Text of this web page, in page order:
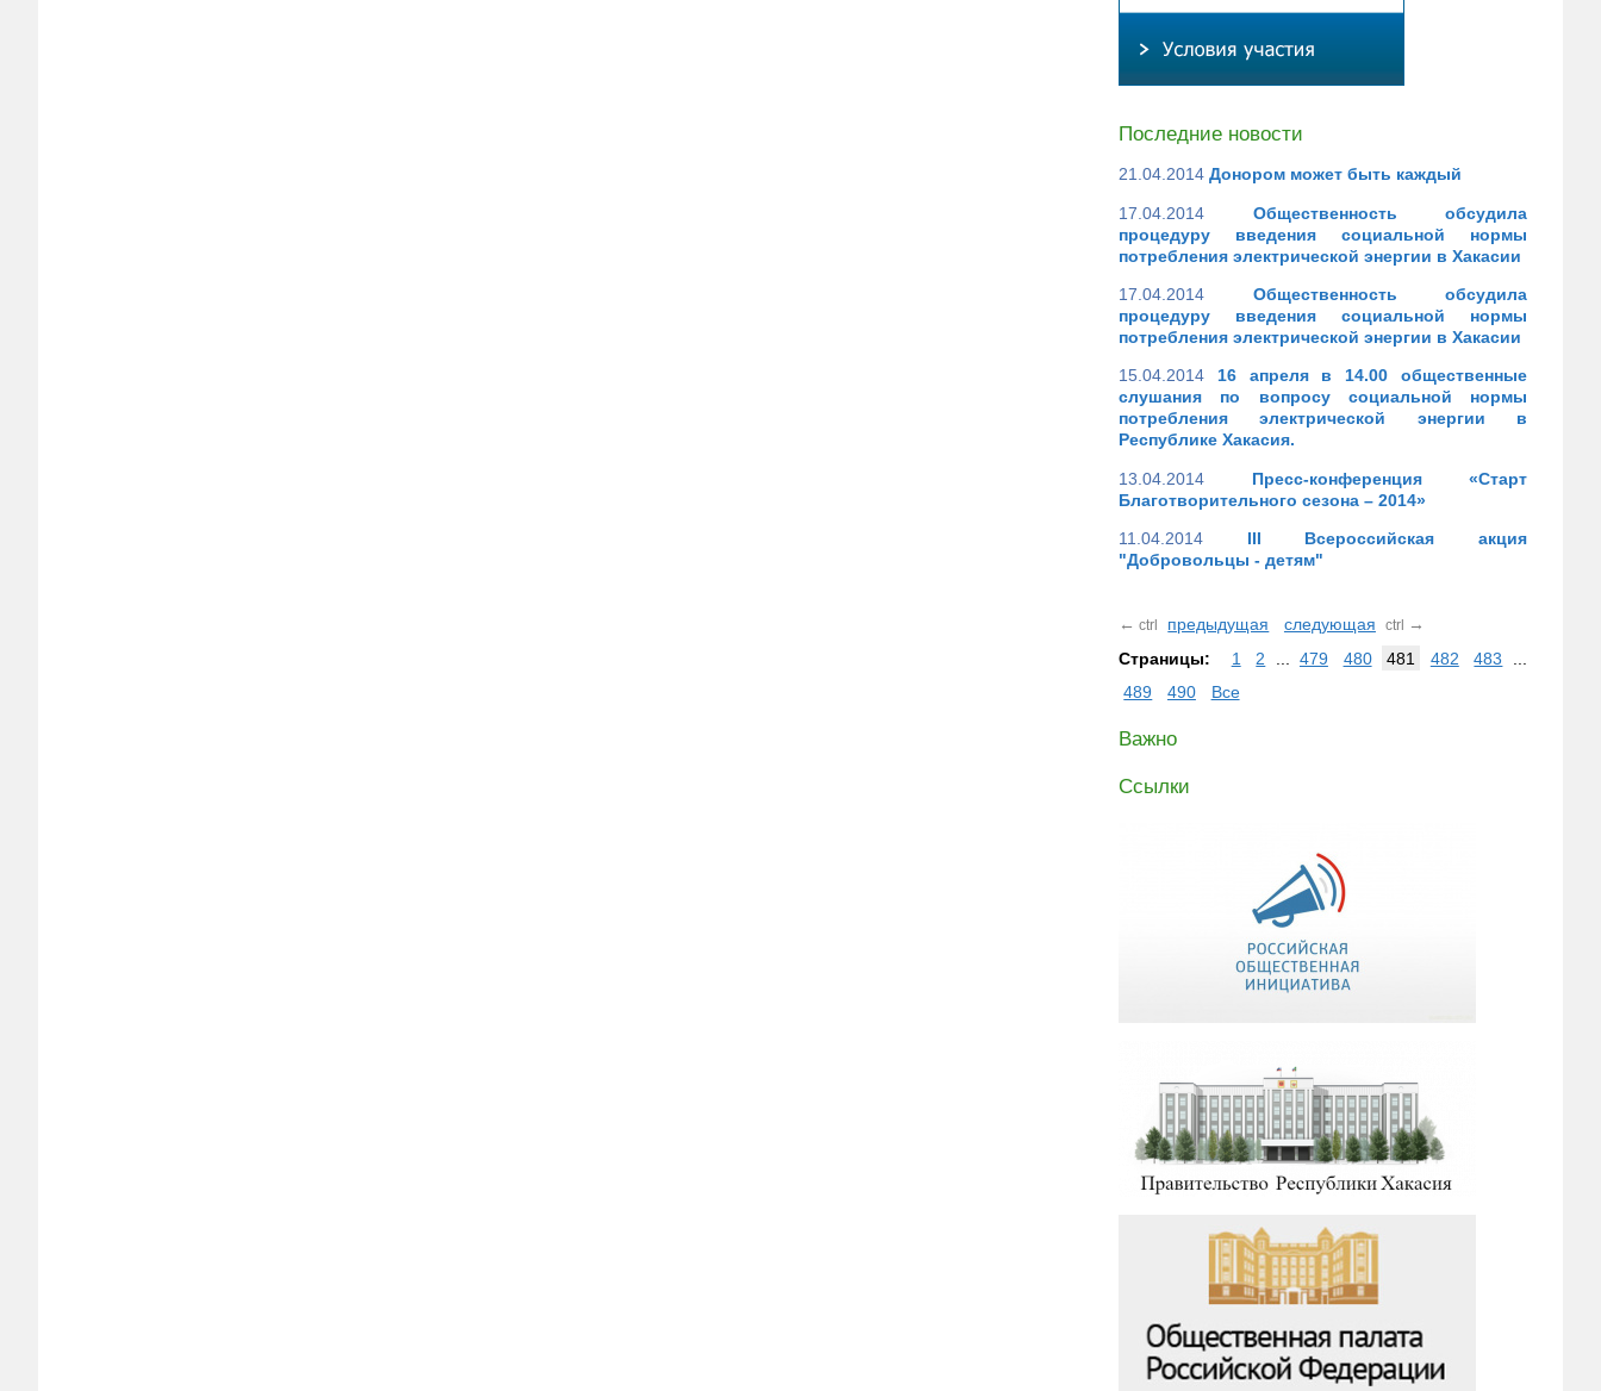
Последние новости
21.04.2014 Донором может быть каждый
17.04.2014
Общественность обсудила
процедуру введения социальной нормы
потребления электрической энергии в Хакасии
17.04.2014
Общественность обсудила
процедуру введения социальной нормы
потребления электрической энергии в Хакасии
15.04.2014
16 апреля в 14.00 общественные
слушания по вопросу социальной нормы
потребления электрической энергии в
Республике Хакасия.
13.04.2014
Пресс-конференция «Старт
Благотворительного сезона – 2014»
11.04.2014
III Всероссийская акция
"Добровольцы - детям"
← ctrl предыдущая следующая ctrl →
Страницы:
1 2 479 480 481 482 483
489
490 Все
Важно
Ссылки